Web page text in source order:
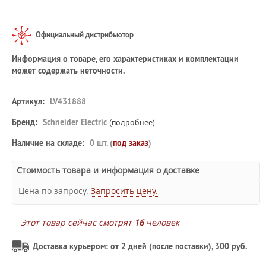
Официальный дистрибьютор
Информация о товаре, его характеристиках и комплектации
может содержать неточности.
Артикул: LV431888
Бренд: Schneider Electric (подробнее)
Наличие на складе: 0 шт. (под заказ)
Стоимость товара и информация о доставке
Цена по запросу. Запросить цену.
Этот товар сейчас смотрят 16человек
Доставка курьером: от 2 дней (после поставки), 300 руб.